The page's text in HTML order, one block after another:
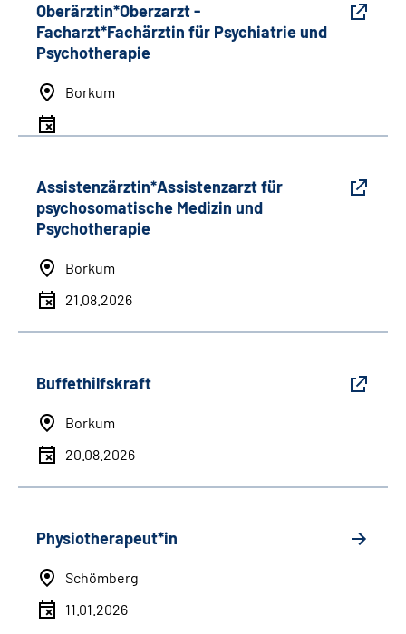
Oberärztin*Oberzarzt -
Facharzt*Fachärztin für Psychiatrie und
Psychotherapie
Borkum
Assistenzärztin*Assistenzarzt für
psychosomatische Medizin und
Psychotherapie
Borkum
21.08.2026
Buffethilfskraft
Borkum
20.08.2026
Physiotherapeut*in
Schömberg
11.01.2026